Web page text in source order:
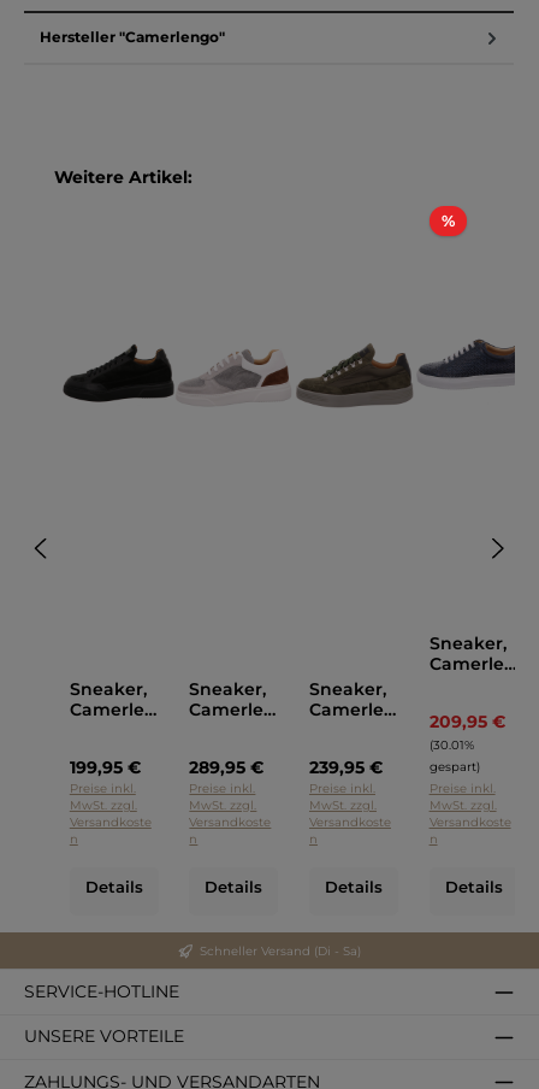
Hersteller "Camerlengo"
Produktgalerie überspringen
Weitere Artikel:
Sneaker,
Camerlen
199,95 €
Preise inkl.
MwSt. zzgl.
Versandkoste
n
Details
Sneaker,
Camerlen
289,95 €
Preise inkl.
MwSt. zzgl.
Versandkoste
n
Details
Sneaker,
Camerlen
239,95 €
Preise inkl.
MwSt. zzgl.
Versandkoste
n
Details
%Rabatt
Sneaker,
Camerlen
209,95 €
(30.01%
gespart)
Preise inkl.
MwSt. zzgl.
Versandkoste
n
Details
Schneller Versand (Di - Sa)
SERVICE-HOTLINE
UNSERE VORTEILE
ZAHLUNGS- UND VERSANDARTEN